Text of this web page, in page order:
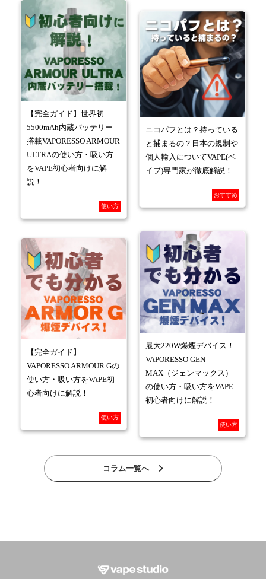
【完全ガイド】世界初
5500mAh内蔵バッテリー
搭載VAPORESSO ARMOUR
ULTRAの使い方・吸い方
をVAPE初心者向けに解
説！
使い方
ニコパフとは？持っている
と捕まるの？日本の規制や
個人輸入についてVAPE(ベ
イプ)専門家が徹底解説！
おすすめ
【完全ガイド】
VAPORESSO ARMOUR Gの
使い方・吸い方をVAPE初
心者向けに解説！
使い方
最大220W爆煙デバイス！
VAPORESSO GEN
MAX（ジェンマックス）
の使い方・吸い方をVAPE
初心者向けに解説！
使い方
コラム一覧へ